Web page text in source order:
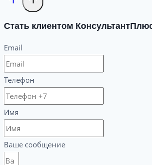
Стать клиентом
Email
Телефон
Имя
Ваше сообщение